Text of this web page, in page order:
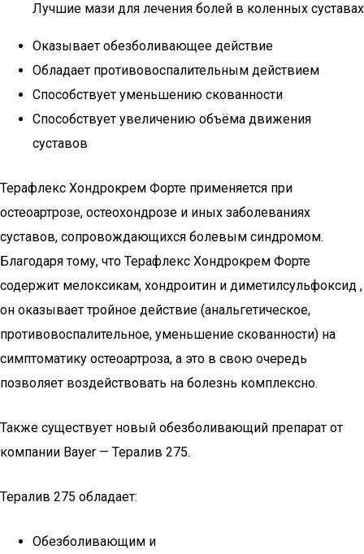
Лучшие мази для лечения болей в коленных суставах
Оказывает обезболивающее действие
Обладает противовоспалительным действием
Способствует уменьшению скованности
Способствует увеличению объёма движения
суставов
Терафлекс Хондрокрем Форте применяется при
остеоартрозе, остеохондрозе и иных заболеваниях
суставов, сопровождающихся болевым синдромом.
Благодаря тому, что Терафлекс Хондрокрем Форте
содержит мелоксикам, хондроитин и диметилсульфоксид ,
он оказывает тройное действие (анальгетическое,
противовоспалительное, уменьшение скованности) на
симптоматику остеоартроза, а это в свою очередь
позволяет воздействовать на болезнь комплексно.
Также существует новый обезболивающий препарат от
компании Bayer — Тералив 275.
Тералив 275 обладает:
Обезболивающим и